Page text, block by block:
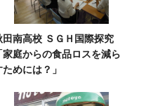
田南高校 ＳＧＨ国際探究
家庭からの食品ロスを減ら
ためには？」